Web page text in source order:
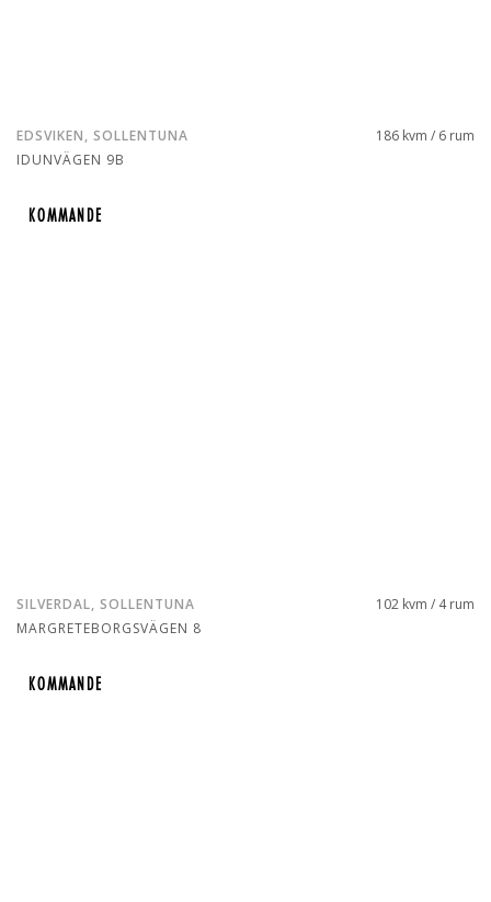
EDSVIKEN, SOLLENTUNA
IDUNVÄGEN 9B
186 kvm / 6 rum
KOMMANDE
KOMMANDE
SILVERDAL, SOLLENTUNA
MARGRETEBORGSVÄGEN 8
102 kvm / 4 rum
KOMMANDE
KOMMANDE